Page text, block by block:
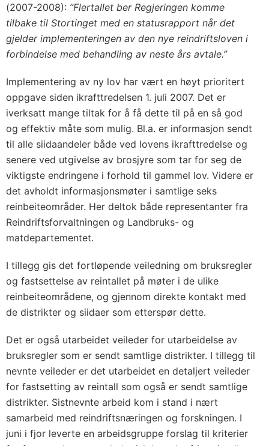
(2007-2008): ”Flertallet ber Regjeringen komme
tilbake til Stortinget med en statusrapport når det
gjelder implementeringen av den nye reindriftsloven i
forbindelse med behandling av neste års avtale.”
Implementering av ny lov har vært en høyt prioritert
oppgave siden ikrafttredelsen 1. juli 2007. Det er
iverksatt mange tiltak for å få dette til på en så god
og effektiv måte som mulig. Bl.a. er informasjon sendt
til alle siidaandeler både ved lovens ikrafttredelse og
senere ved utgivelse av brosjyre som tar for seg de
viktigste endringene i forhold til gammel lov. Videre er
det avholdt informasjonsmøter i samtlige seks
reinbeiteområder. Her deltok både representanter fra
Reindriftsforvaltningen og Landbruks- og
matdepartementet.
I tillegg gis det fortløpende veiledning om bruksregler
og fastsettelse av reintallet på møter i de ulike
reinbeiteområdene, og gjennom direkte kontakt med
de distrikter og siidaer som etterspør dette.
Det er også utarbeidet veileder for utarbeidelse av
bruksregler som er sendt samtlige distrikter. I tillegg til
nevnte veileder er det utarbeidet en detaljert veileder
for fastsetting av reintall som også er sendt samtlige
distrikter. Sistnevnte arbeid kom i stand i nært
samarbeid med reindriftsnæringen og forskningen. I
juni i fjor leverte en arbeidsgruppe forslag til kriterier